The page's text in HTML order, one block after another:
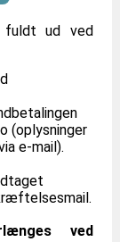
fuldt ud ved
(oplysninger
e-mail).
ved